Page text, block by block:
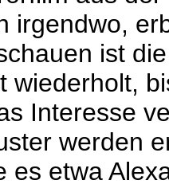
irgendwo,
ist
wiederholt,
Interesse
werden
es etwa